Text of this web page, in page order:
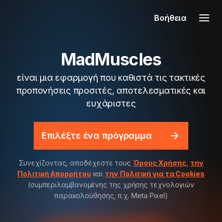
Βοήθεια
MadMuscles
είναι μια εφαρμογή που καθιστά τις τακτικές
προπονήσεις προσιτές, αποτελεσματικές και
ευχάριστες
Επιλέξτε ένα πρόγραμμα
Συνεχίζοντας, αποδέχεστε τους Όρους Χρήσης, την
Πολιτική Απορρήτου και την Πολιτική για τα Cookies
(συμπεριλαμβανομένης της χρήσης τεχνολογιών
παρακολούθησης, π.χ. Meta Pixel)